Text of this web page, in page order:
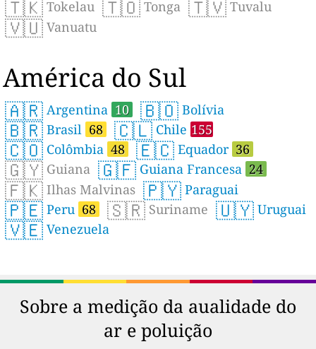
🇹🇰 Tokelau 🇹🇴 Tonga 🇹🇻 Tuvalu
🇻🇺 Vanuatu
América do Sul
🇦🇷 Argentina 10 🇧🇴 Bolívia
🇧🇷 Brasil 68 🇨🇱 Chile 155
🇨🇴 Colômbia 48 🇪🇨 Equador 36
🇬🇾 Guiana 🇬🇫 Guiana Francesa 24
🇫🇰 Ilhas Malvinas 🇵🇾 Paraguai
🇵🇪 Peru 68 🇸🇷 Suriname 🇺🇾 Uruguai
🇻🇪 Venezuela
Sobre a medição da aualidade do
ar e poluição